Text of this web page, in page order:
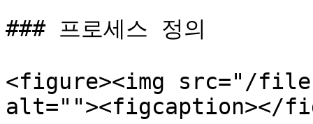
### 프로세스 정의
<figure><img src="/
alt=""><figcaption></